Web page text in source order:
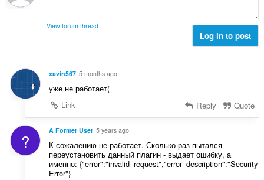
ч
і
н
ч
і
т
і
н
а
ч
і
в
:
л
с
ь
ц
і
н
ю
в
View forum thread
Log in to post
xavin567 5 months ago
уже не работает(
Link
Reply Quote
? A Former User 5 years ago
К сожалению не работает. Сколько раз пытался
переустановить данный плагин - выдает ошибку, а
именно: {"error":"invalid_request","error_description":"Security
Error"}